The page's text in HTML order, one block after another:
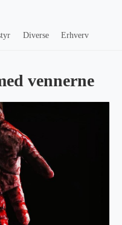
Diverse Erhverv
vennerne